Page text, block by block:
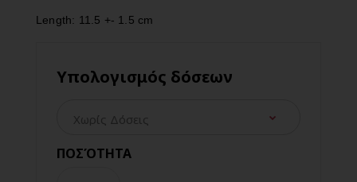
Length: 11.5 +- 1.5 cm
Υπολογισμός δόσεων
ΠΟΣΌΤΗΤΑ